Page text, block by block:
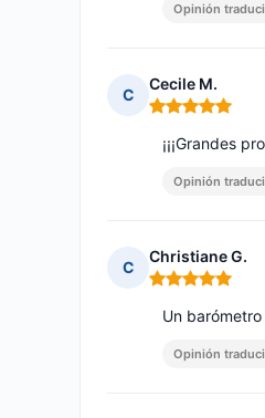
Opinión
C
Cecile M.
Nota: 5 de 5
¡¡¡Grandes
Opinión
C
Christiane G.
Nota: 5 de 5
Un
Opinión